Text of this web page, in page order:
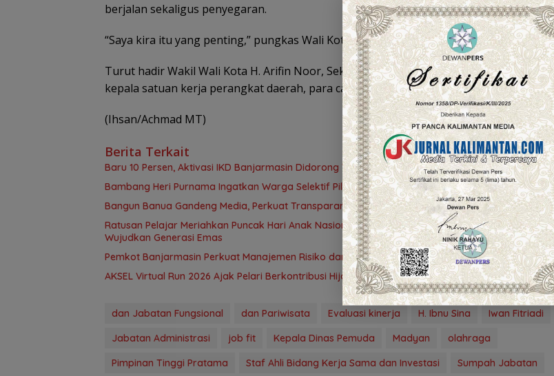
berjalan sekaligus penyegaran.
“Saya kira itu yang penting,” pungkas Wali Kota.
Turut hadir Wakil Wali Kota H. Arifin Noor, Sekretaris Daerah Ikhsan Budiman, seluruh
kepala satuan kerja perangkat daerah, para camat, serta jajaran terkait.
(Ihsan/Achmad MT)
Berita Terkait
Baru 10 Persen, Aktivasi IKD Banjarmasin Didorong Tuntas 90 Persen dalam Dua Bulan
Bambang Heri Purnama Ingatkan Warga Selektif Pilih Travel Umrah
Bangun Banua Gandeng Media, Perkuat Transparansi
Ratusan Pelajar Meriahkan Puncak Hari Anak Nasional ke-42 di Banjarmasin, Wali Kota Ajak
Wujudkan Generasi Emas
Pemkot Banjarmasin Perkuat Manajemen Risiko dan Pengendalian Gratifikasi Cegah Korupsi
AKSEL Virtual Run 2026 Ajak Pelari Berkontribusi Hijaukan Tahura Sultan Adam
dan Jabatan Fungsional dan Pariwisata Evaluasi kinerja H. Ibnu Sina
Iwan Fitriadi
Jabatan Administrasi
job fit Kepala Dinas Pemuda Madyan
olahraga
Pimpinan Tinggi Pratama
Staf Ahli Bidang Kerja Sama dan Investasi
Sumpah Jabatan